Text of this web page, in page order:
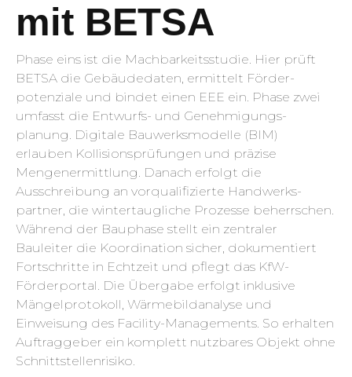
mit BETSA
Phase eins ist die Machbarkeits­studie. Hier prüft
BETSA die Gebäudedaten, ermittelt Förder­
potenziale und bindet einen EEE ein. Phase zwei
umfasst die Entwurfs- und Genehmigungs­
planung. Digitale Bauwerks­modelle (BIM)
erlauben Kollisions­prüfungen und präzise
Mengenermittlung. Danach erfolgt die
Ausschreibung an vorqualifizierte Handwerks­
partner, die winter­taugliche Prozesse beherrschen.
Während der Bauphase stellt ein zentraler
Bauleiter die Koordination sicher, dokumentiert
Fortschritte in Echtzeit und pflegt das KfW-
Förderportal. Die Übergabe erfolgt inklusive
Mängel­protokoll, Wärme­bild­analyse und
Einweisung des Facility-Managements. So erhalten
Auftraggeber ein komplett nutzbares Objekt ohne
Schnittstellenrisiko.